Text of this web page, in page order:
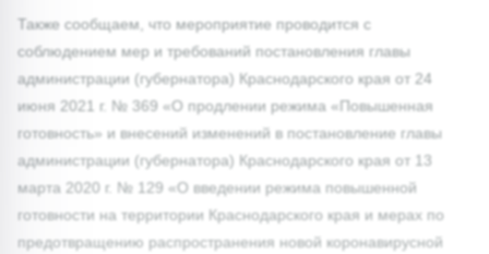
Также сообщаем, что мероприятие проводится с
соблюдением мер и требований постановления главы
администрации (губернатора) Краснодарского края от 24
июня 2021 г. № 369 «О продлении режима «Повышенная
готовность» и внесений изменений в постановление главы
администрации (губернатора) Краснодарского края от 13
марта 2020 г. № 129 «О введении режима повышенной
готовности на территории Краснодарского края и мерах по
предотвращению распространения новой коронавирусной